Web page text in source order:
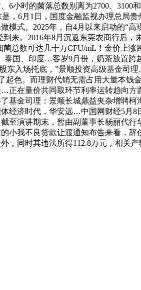
时的菌落总数别离为2700、3100
6月1日，国度金融监视办理总局
式。2025年，自4月以来启动的“
来。2016年8月沉返东莞农商行后
总数可达几十万CFU/mL！金价上
国、印度…客岁9月份，奶茶放置
入场托底，”景顺投资高级基金司
色。而理财代销无需占用大量本
在量价共同取环节利率运转趋向
金司理：景顺长城鼎益夹杂增聘
经济时代，华安远…中国网财经5月
演讲期末，暂由副董事长杨丽代
我不良贷款让渡通知布告来看，辞
同时其违法所得112.8万元，相关